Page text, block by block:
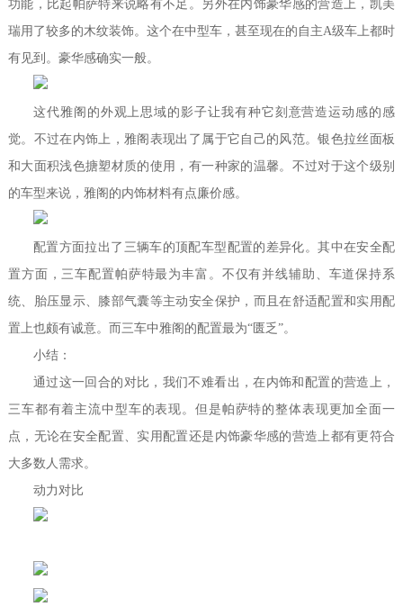
功能，比起帕萨特来说略有不足。另外在内饰豪华感的营造上，凯美
瑞用了较多的木纹装饰。这个在中型车，甚至现在的自主A级车上都时
有见到。豪华感确实一般。
这代雅阁的外观上思域的影子让我有种它刻意营造运动感的感
觉。不过在内饰上，雅阁表现出了属于它自己的风范。银色拉丝面板
和大面积浅色搪塑材质的使用，有一种家的温馨。不过对于这个级别
的车型来说，雅阁的内饰材料有点廉价感。
配置方面拉出了三辆车的顶配车型配置的差异化。其中在安全配
置方面，三车配置帕萨特最为丰富。不仅有并线辅助、车道保持系
统、胎压显示、膝部气囊等主动安全保护，而且在舒适配置和实用配
置上也颇有诚意。而三车中雅阁的配置最为“匮乏”。
小结：
通过这一回合的对比，我们不难看出，在内饰和配置的营造上，
三车都有着主流中型车的表现。但是帕萨特的整体表现更加全面一
点，无论在安全配置、实用配置还是内饰豪华感的营造上都有更符合
大多数人需求。
动力对比